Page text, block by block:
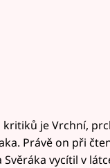
kritiků je Vrchní,
Právě on při
Svěráka vycítil v